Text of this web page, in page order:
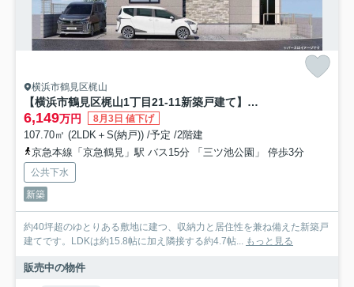
横浜市鶴見区梶山
【横浜市鶴見区梶山1丁目21-11新築戸建て】★仲介手数料無料★（上末吉小学校・末吉中学校）
6,149万円 8月3日 値下げ
107.70㎡ (2LDK＋S(納戸)) /予定 /2階建
京急本線「京急鶴見」駅 バス15分 「三ツ池公園」 停歩3分
公共下水
新築
約40坪超のゆとりある敷地に建つ、収納力と居住性を兼ね備えた新築戸
建てです。LDKは約15.8帖に加え隣接する約4.7帖... もっと見る
販売中の物件